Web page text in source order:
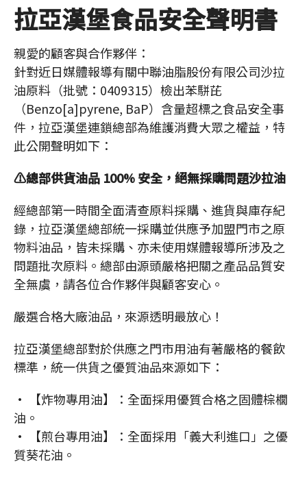
加盟專線：0800-268-998
拉亞漢堡食品安全聲明書
親愛的顧客與合作夥伴：
針對近日媒體報導有關中聯油脂股份有限公司沙拉
油原料（批號：0409315）檢出苯駢芘
（Benzo[a]pyrene, BaP）含量超標之食品安全事
件，拉亞漢堡連鎖總部為維護消費大眾之權益，特
此公開聲明如下：
⚠️總部供貨油品 100% 安全，絕無採購問題沙拉油
經總部第一時間全面清查原料採購、進貨與庫存紀
錄，拉亞漢堡總部統一採購並供應予加盟門市之原
物料油品，皆未採購、亦未使用媒體報導所涉及之
問題批次原料。總部由源頭嚴格把關之產品品質安
全無虞，請各位合作夥伴與顧客安心。
嚴選合格大廠油品，來源透明最放心！
拉亞漢堡總部對於供應之門市用油有著嚴格的餐飲
標準，統一供貨之優質油品來源如下：
• 【炸物專用油】：全面採用優質合格之固體棕櫚
油。
• 【煎台專用油】：全面採用「義大利進口」之優
質葵花油。